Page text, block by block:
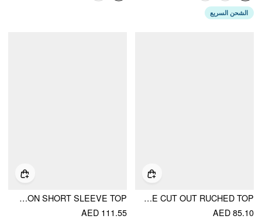
الشحن السريع
MODAL-BLEND BOAT NECK SHORT SLEEVE CUT OUT RUCHED TOP
AED 85.10
COTTON-BLEND ASYMMETRICAL NECK DRAPED BUTTON SHORT SLEEVE TOP
AED 111.55